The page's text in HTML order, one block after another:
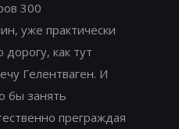
300
уже практически
как тут
Гелентваген. И
бы занять
преграждая